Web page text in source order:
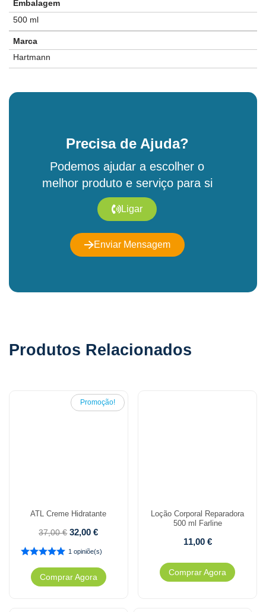
Embalagem
500 ml
Marca
Hartmann
Precisa de Ajuda?
Podemos ajudar a escolher o
melhor produto e serviço para si
Ligar
Enviar Mensagem
Produtos Relacionados
Promoção!
ATL Creme Hidratante
37,00€ 32,00€
1 opiniõe(s)
Comprar Agora
Loção Corporal Reparadora
500 ml Farline
11,00 €
Comprar Agora